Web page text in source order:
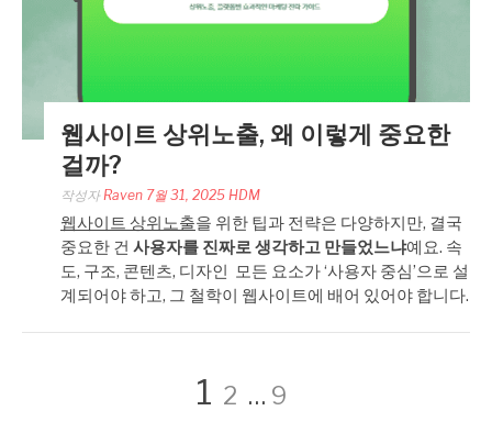
웹사이트 상위노출, 왜 이렇게 중요한
걸까?
작성자 Raven 7월 31, 2025 HDM
웹사이트 상위노출을 위한 팁과 전략은 다양하지만, 결국
중요한 건 사용자를 진짜로 생각하고 만들었느냐예요. 속
도, 구조, 콘텐츠, 디자인 모든 요소가 ‘사용자 중심’으로 설
계되어야 하고, 그 철학이 웹사이트에 배어 있어야 합니다.
페
1 페
2 … 페
9